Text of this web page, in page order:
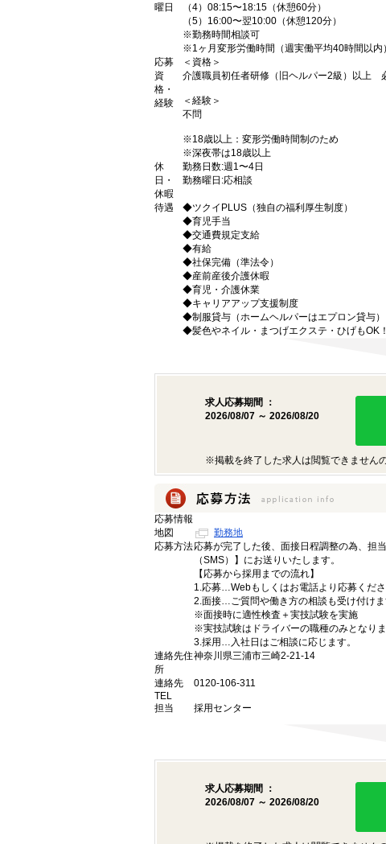
曜日
（4）08:15〜18:15（休憩60分）
（5）16:00〜翌10:00（休憩120分）
※勤務時間相談可
※1ヶ月変形労働時間（週実働平均40時間以内）
応募
資
格・
経験
＜資格＞
介護職員初任者研修（旧ヘルパー2級）以上
＜経験＞
不問
※18歳以上：変形労働時間制のため
※深夜帯は18歳以上
休
日・
休暇
勤務日数:週1〜4日
勤務曜日:応相談
待遇
◆ツクイPLUS（独自の福利厚生制度）
◆育児手当
◆交通費規定支給
◆有給
◆社保完備（準法令）
◆産前産後介護休暇
◆育児・介護休業
◆キャリアアップ支援制度
◆制服貸与（ホームヘルパーはエプロン貸与）
◆髪色やネイル・まつげエクステ・ひげもOK
求人応募期間 ：
2026/08/07 ～ 2026/08/20
※掲載を終了した求人は閲覧できません
応募情報
地図
勤務地
応募方法応募が完了した後、面接日程調整の為、担
（SMS）】にお送りいたします。
【応募から採用までの流れ】
1.応募…Webもしくはお電話より応募くださ
2.面接…ご質問や働き方の相談も受け付けま
※面接時に適性検査＋実技試験を実施
※実技試験はドライバーの職種のみとなりま
3.採用…入社日はご相談に応じます。
連絡先住
所
神奈川県三浦市三崎2-21-14
連絡先
TEL
0120-106-311
担当 採用センター
求人応募期間 ：
2026/08/07 ～ 2026/08/20